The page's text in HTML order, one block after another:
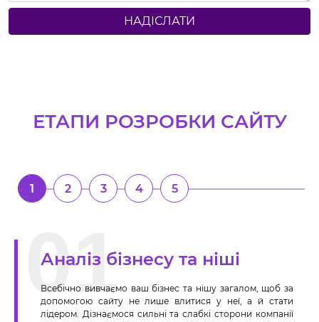
НАДІСЛАТИ
ЕТАПИ РОЗРОБКИ САЙТУ
Аналіз бізнесу та ніші
Всебічно вивчаємо ваш бізнес та нішу загалом, щоб за
допомогою сайту не лише влитися у неї, а й стати
лідером. Дізнаємося сильні та слабкі сторони компанії
1 2 3 4 5